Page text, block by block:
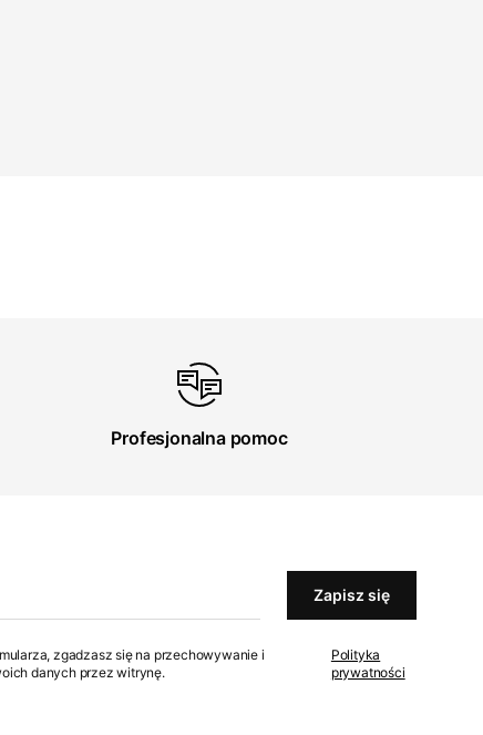
Profesjonalna pomoc
Zapisz się
zgadzasz się na przechowywanie i
danych przez witrynę.
Polityka
prywatności